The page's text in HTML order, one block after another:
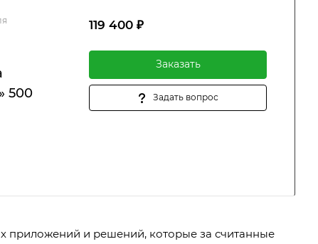
500
119 400 ₽
Заказать
Задать вопрос
приложений и решений, которые за считанные